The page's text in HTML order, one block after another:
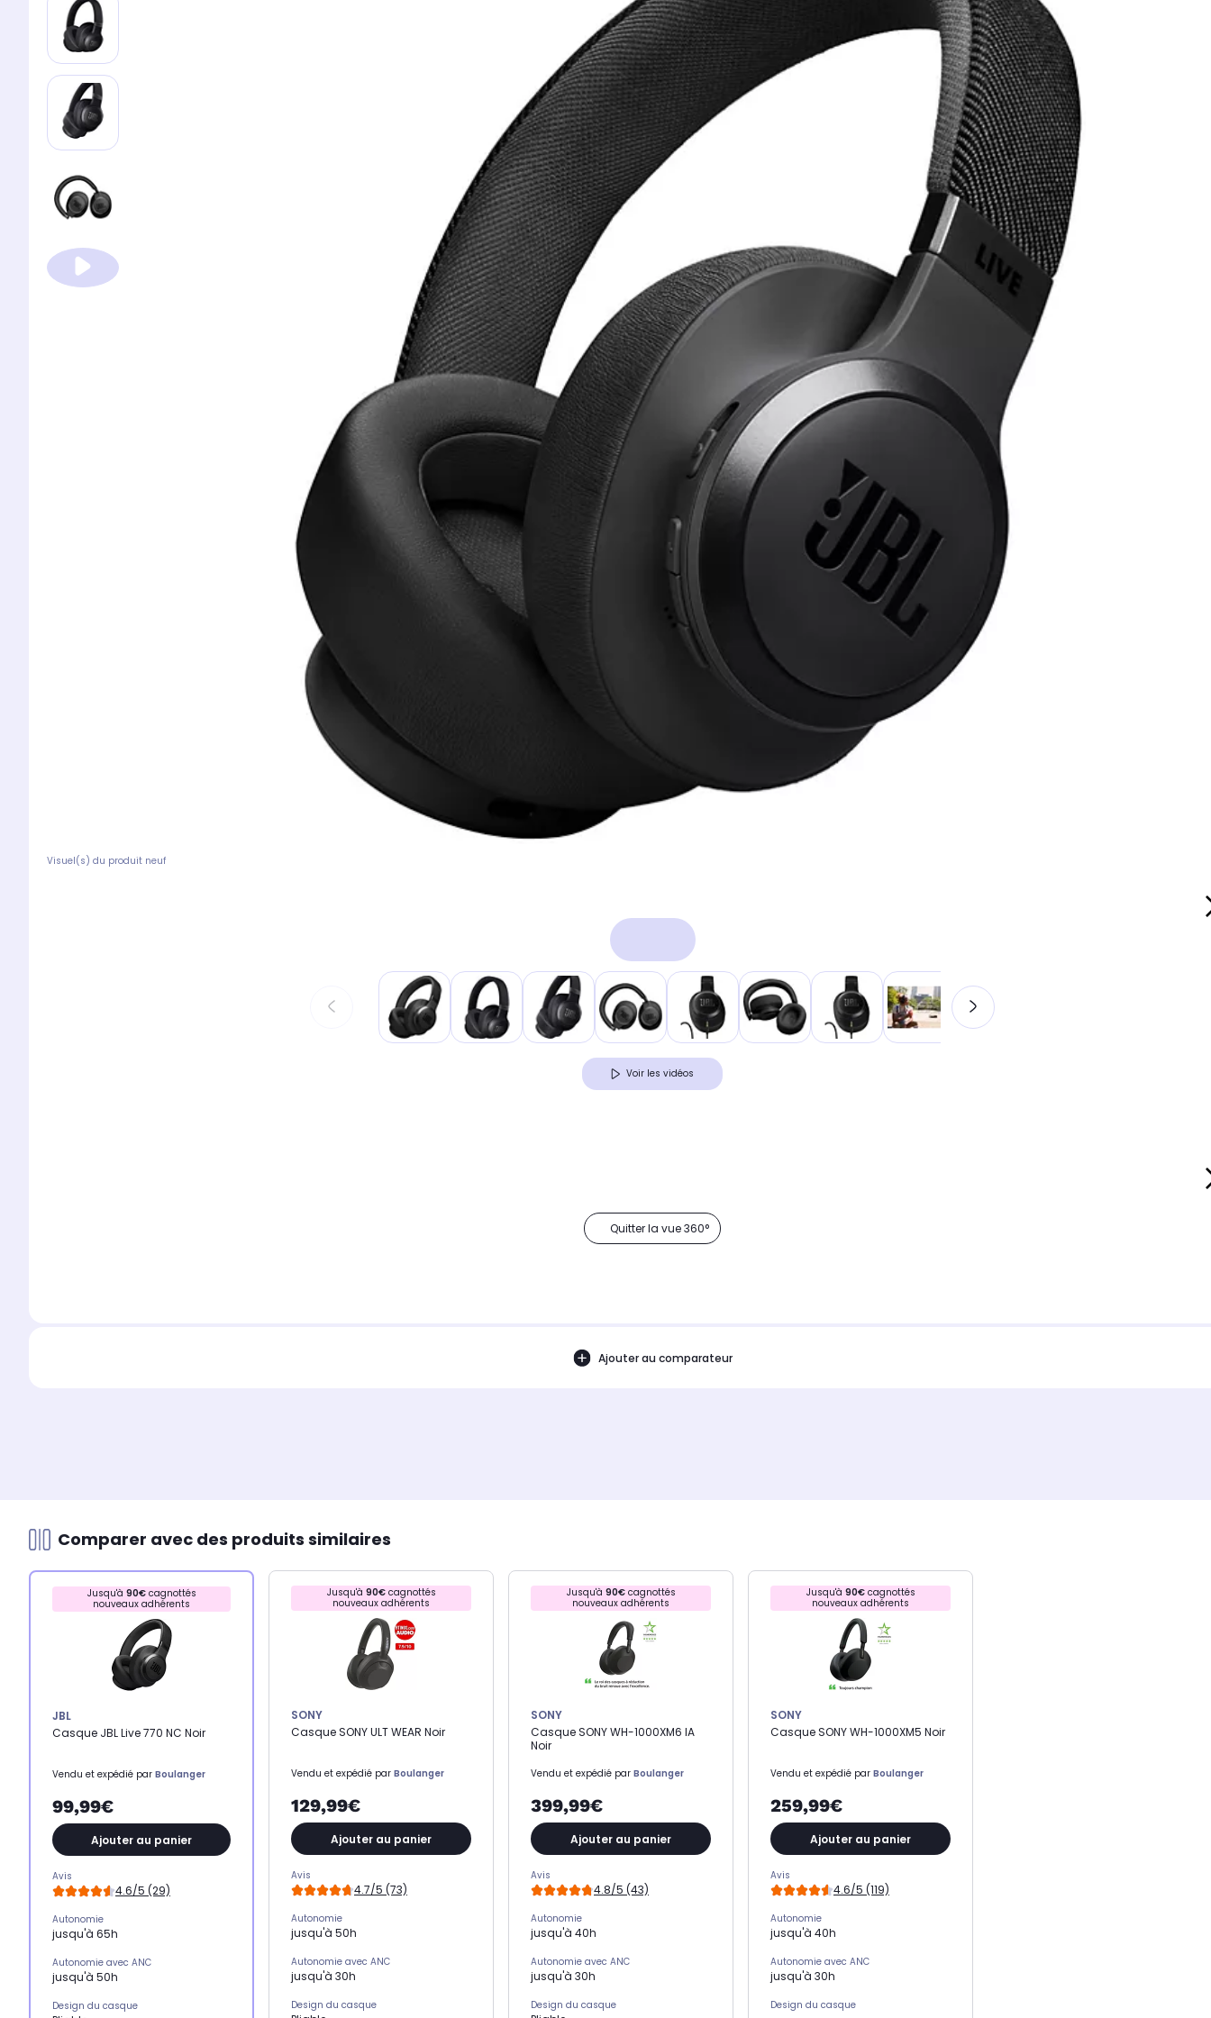
Visuel(s) du produit neuf
Voir les vidéos
Quitter la vue 360°
Ajouter au comparateur
Comparer avec des produits similaires
Jusqu'à 90€cagnottés
nouveaux adhérents
JBL
Casque JBL Live 770 NC Noir
Vendu et expédié par Boulanger
99,99€
Ajouter au panier
Avis
4.6/5 (29)
Autonomie
jusqu'à 65h
Autonomie avec ANC
jusqu'à 50h
Design du casque
Jusqu'à 90€cagnottés
nouveaux adhérents
SONY
Casque SONY ULT WEAR Noir
Vendu et expédié par Boulanger
129,99€
Ajouter au panier
Avis
4.7/5 (73)
Autonomie
jusqu'à 50h
Autonomie avec ANC
jusqu'à 30h
Design du casque
Jusqu'à 90€cagnottés
nouveaux adhérents
SONY
Casque SONY WH-1000XM6 IA
Noir
Vendu et expédié par Boulanger
399,99€
Ajouter au panier
Avis
4.8/5 (43)
Autonomie
jusqu'à 40h
Autonomie avec ANC
jusqu'à 30h
Design du casque
Jusqu'à 90€cagnottés
nouveaux adhérents
SONY
Casque SONY WH-1000XM5 Noir
Vendu et expédié par Boulanger
259,99€
Ajouter au panier
Avis
4.6/5 (119)
Autonomie
jusqu'à 40h
Autonomie avec ANC
jusqu'à 30h
Design du casque